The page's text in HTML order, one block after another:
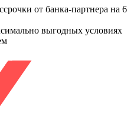
от банка-партнера на 6
выгодных условиях